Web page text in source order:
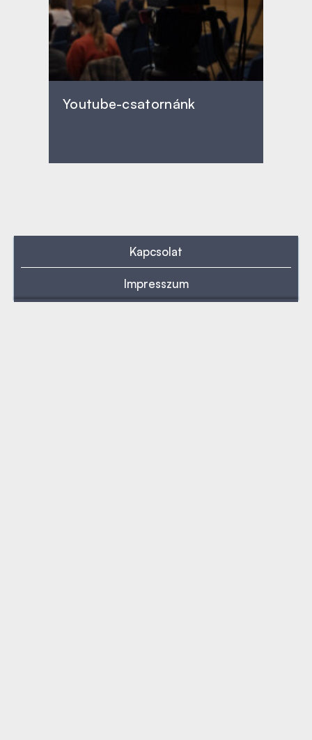
Youtube-csatornánk
Kapcsolat
Impresszum